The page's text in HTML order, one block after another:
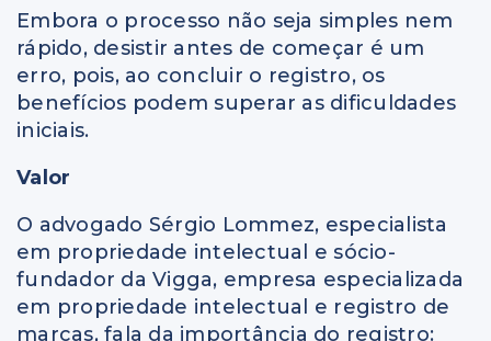
Embora o processo não seja simples nem
rápido, desistir antes de começar é um
erro, pois, ao concluir o registro, os
benefícios podem superar as dificuldades
iniciais.
Valor
O advogado Sérgio Lommez, especialista
em propriedade intelectual e sócio-
fundador da Vigga, empresa especializada
em propriedade intelectual e registro de
marcas, fala da importância do registro: